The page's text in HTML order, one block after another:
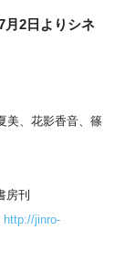
月2日よりシネ
美、花影香音、篠
房刊
http://jinro-